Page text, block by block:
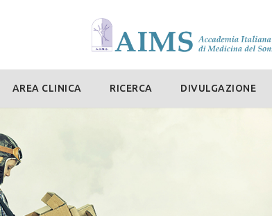
AREA CLINICA RICERCA DIVULGAZIONE